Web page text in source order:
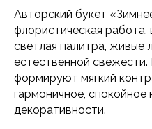
Авторский букет
флористическая
светлая палитра, живые
естественной
формируют мягкий
гармоничное, спокойное
декоративности.